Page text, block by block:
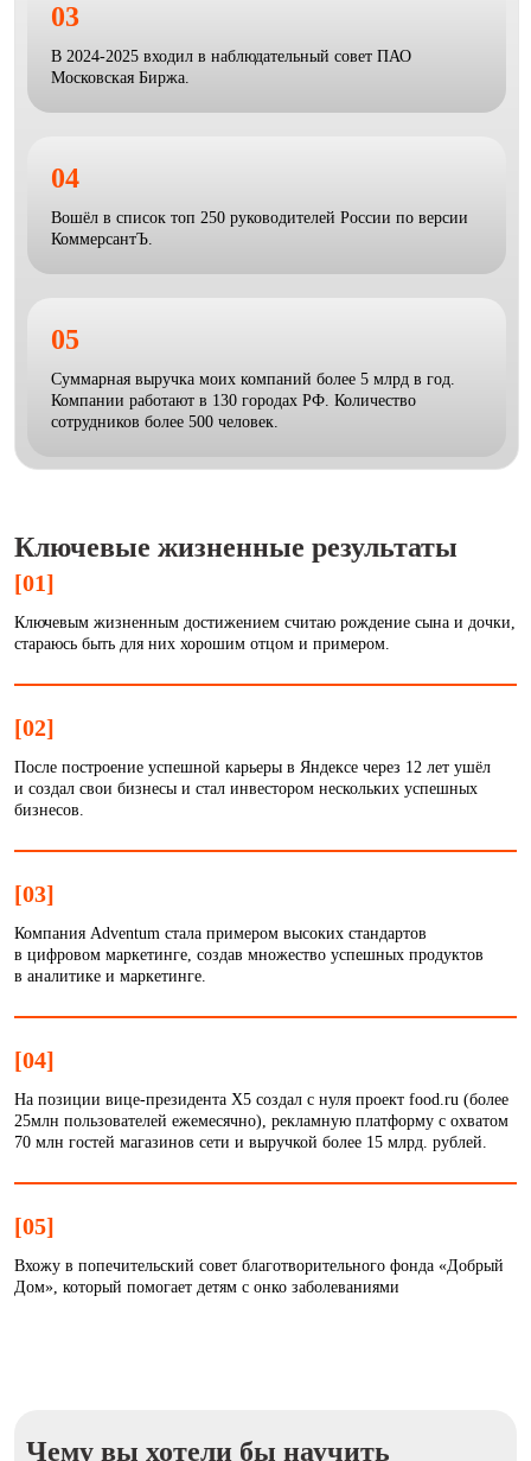
03
В 2024-2025 входил в наблюдательный совет ПАО
Московская Биржа.
04
Вошёл в список топ 250 руководителей России по версии
КоммерсантЪ.
05
Суммарная выручка моих компаний более 5 млрд в год.
Компании работают в 130 городах РФ. Количество
сотрудников более 500 человек.
Ключевые жизненные результаты
[01]
Ключевым жизненным достижением считаю рождение сына и дочки,
стараюсь быть для них хорошим отцом и примером.
[02]
После построение успешной карьеры в Яндексе через 12 лет ушёл
и создал свои бизнесы и стал инвестором нескольких успешных
бизнесов.
[03]
Компания Adventum стала примером высоких стандартов
в цифровом маркетинге, создав множество успешных продуктов
в аналитике и маркетинге.
[04]
На позиции вице-президента Х5 создал с нуля проект food.ru (более
25млн пользователей ежемесячно), рекламную платформу с охватом
70 млн гостей магазинов сети и выручкой более 15 млрд. рублей.
[05]
Вхожу в попечительский совет благотворительного фонда «Добрый
Дом», который помогает детям с онко заболеваниями
Чему вы хотели бы научить